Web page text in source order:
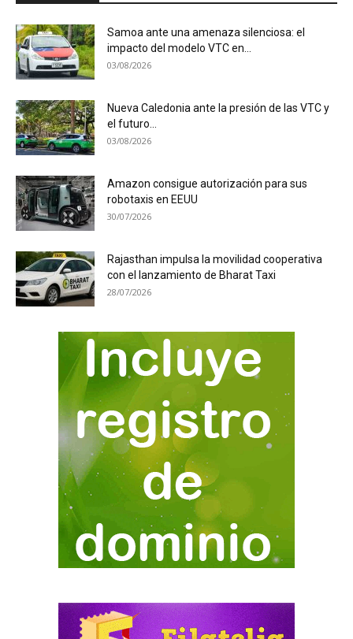
Samoa ante una amenaza silenciosa: el
impacto del modelo VTC en...
03/08/2026
Nueva Caledonia ante la presión de las VTC y
el futuro...
03/08/2026
Amazon consigue autorización para sus
robotaxis en EEUU
30/07/2026
Rajasthan impulsa la movilidad cooperativa
con el lanzamiento de Bharat Taxi
28/07/2026